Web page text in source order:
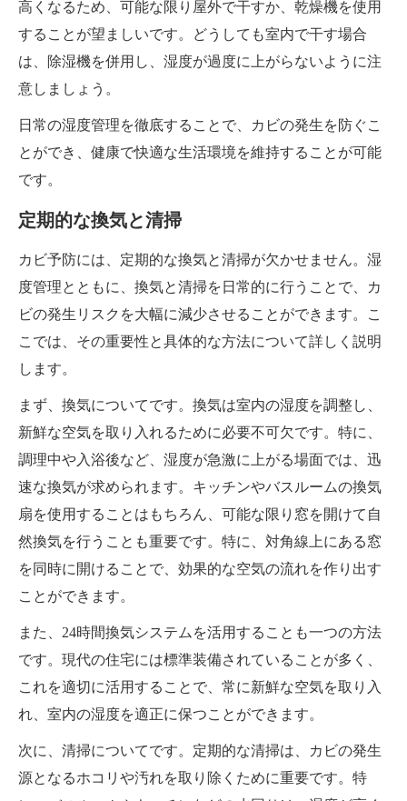
高くなるため、可能な限り屋外で干すか、乾燥機を使用
することが望ましいです。どうしても室内で干す場合
は、除湿機を併用し、湿度が過度に上がらないように注
意しましょう。
日常の湿度管理を徹底することで、カビの発生を防ぐこ
とができ、健康で快適な生活環境を維持することが可能
です。
定期的な換気と清掃
カビ予防には、定期的な換気と清掃が欠かせません。湿
度管理とともに、換気と清掃を日常的に行うことで、カ
ビの発生リスクを大幅に減少させることができます。こ
こでは、その重要性と具体的な方法について詳しく説明
します。
まず、換気についてです。換気は室内の湿度を調整し、
新鮮な空気を取り入れるために必要不可欠です。特に、
調理中や入浴後など、湿度が急激に上がる場面では、迅
速な換気が求められます。キッチンやバスルームの換気
扇を使用することはもちろん、可能な限り窓を開けて自
然換気を行うことも重要です。特に、対角線上にある窓
を同時に開けることで、効果的な空気の流れを作り出す
ことができます。
また、24時間換気システムを活用することも一つの方法
です。現代の住宅には標準装備されていることが多く、
これを適切に活用することで、常に新鮮な空気を取り入
れ、室内の湿度を適正に保つことができます。
次に、清掃についてです。定期的な清掃は、カビの発生
源となるホコリや汚れを取り除くために重要です。特